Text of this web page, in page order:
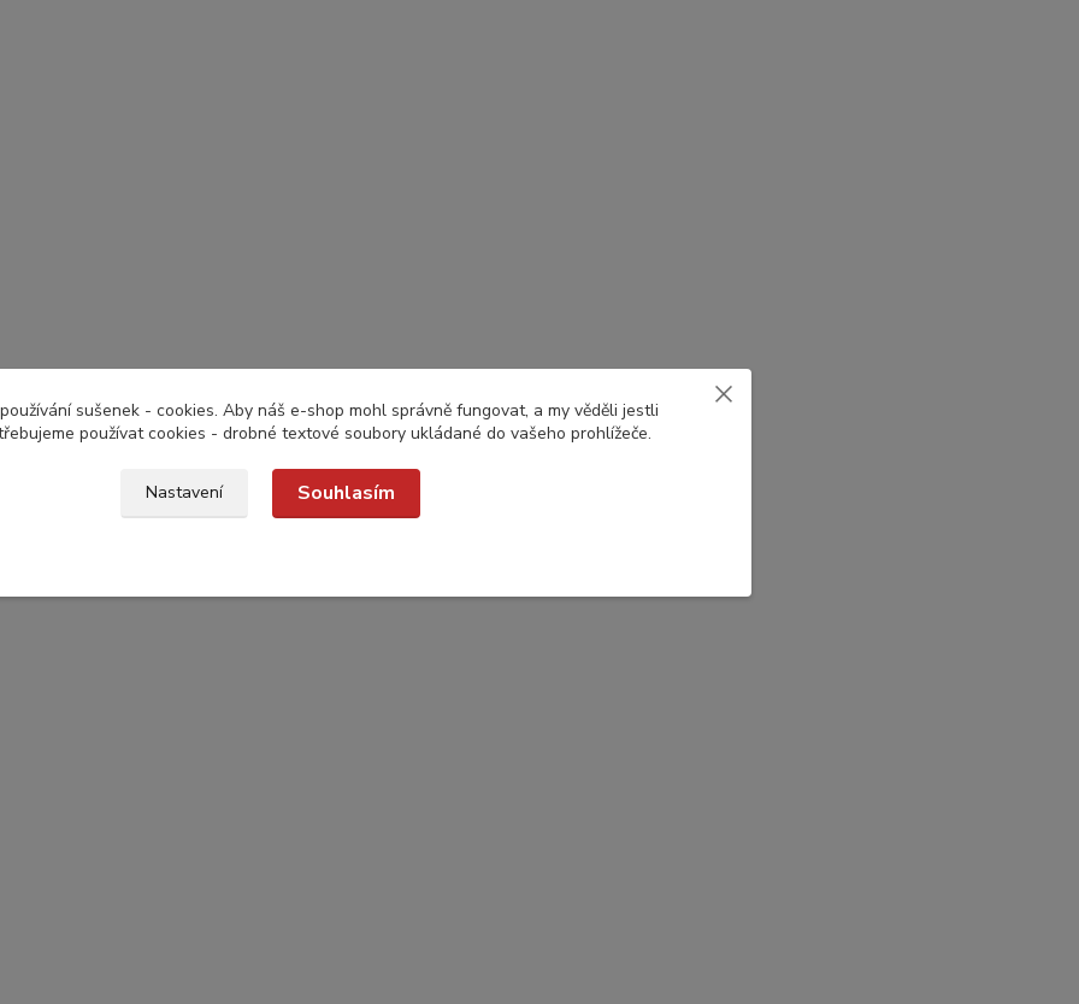
sušenek - cookies. Aby náš e-shop mohl správně fungovat, a my věděli jestli
používat cookies - drobné textové soubory ukládané do vašeho prohlížeče.
Nastavení Souhlasím